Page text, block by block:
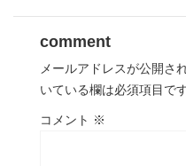
comment
メールアドレスが公開さ
いている欄は必須項目で
コメント ※